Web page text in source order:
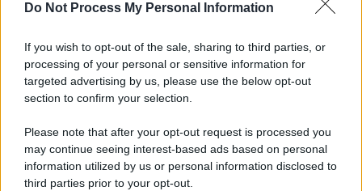
Do Not Process My Personal Information
If you wish to opt-out of the sale, sharing to third parties, or
processing of your personal or sensitive information for
targeted advertising by us, please use the below opt-out
section to confirm your selection.
Please note that after your opt-out request is processed you
may continue seeing interest-based ads based on personal
information utilized by us or personal information disclosed to
third parties prior to your opt-out.
Spaccio di droga a Roma, 13 arresti: nei guai
Tariq Owens è il nuovo centro dell'Avellino Basket